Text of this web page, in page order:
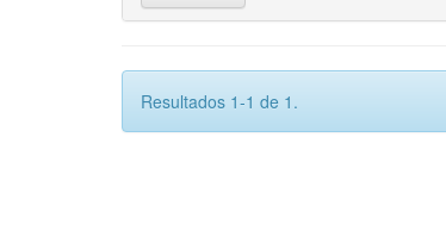
Resultados 1-1 de 1.